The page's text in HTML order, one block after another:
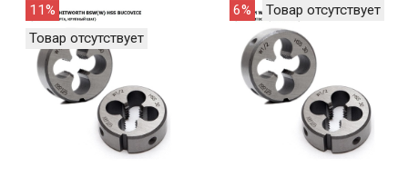
11%
Товар отсутствует
6% Товар отсутствует